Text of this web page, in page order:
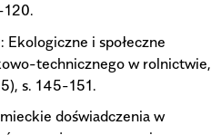
120.
Ekologiczne i społeczne
technicznego w rolnictwie,
s. 145-151.
doświadczenia w